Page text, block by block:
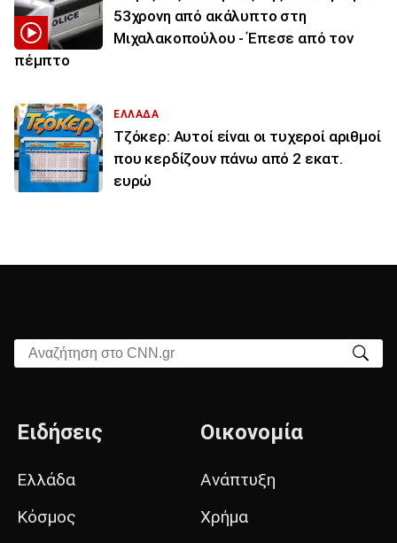
53χρονη από ακάλυπτο στη
Μιχαλακοπούλου - Έπεσε από τον
πέμπτο
ΕΛΛΑΔΑ
Τζόκερ: Αυτοί είναι οι τυχεροί αριθμοί
που κερδίζουν πάνω από 2 εκατ.
ευρώ
Αναζήτηση στο CNN.gr
Ειδήσεις
Ελλάδα
Κόσμος
Οικονομία
Ανάπτυξη
Χρήμα